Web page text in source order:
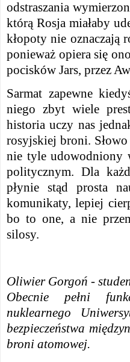
odstraszania
którą Rosja miałaby
kłopoty nie oznaczają
ponieważ opiera się
pocisków Jars, przez
Sarmat zapewne
niego zbyt wiele
historia uczy nas
rosyjskiej broni.
nie tyle udowodniony
politycznym. Dla
płynie stąd prosta
komunikaty, lepiej
bo to one, a nie
silosy.
Oliwier Gorgoń -
Obecnie pełni
nuklearnego
bezpieczeństwa
broni atomowej.